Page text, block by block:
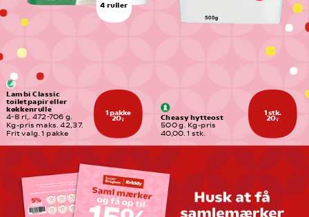
1 pakke
20,-
Lambi Classic
toiletpapir eller
køkkenrulle
4-8 rl,. 472-706 g.
Kg-pris maks. 42,37.
Frit valg. 1 pakke
1 stk.
20,-
Cheasy hytteost
500 g. Kg-pris
40,00. 1 stk.
4 ruller